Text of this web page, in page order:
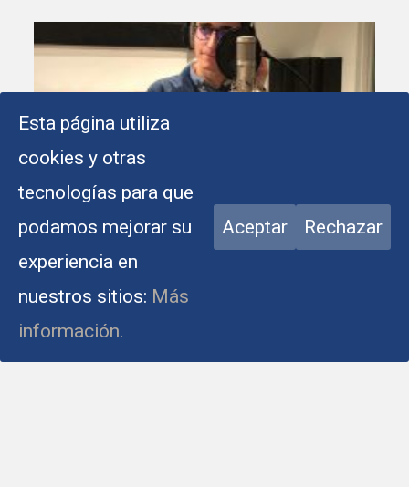
Building
Esta página utiliza
cookies y otras
tecnologías para que
podamos mejorar su
experiencia en
nuestros sitios: Más
información.
Aceptar Rechazar